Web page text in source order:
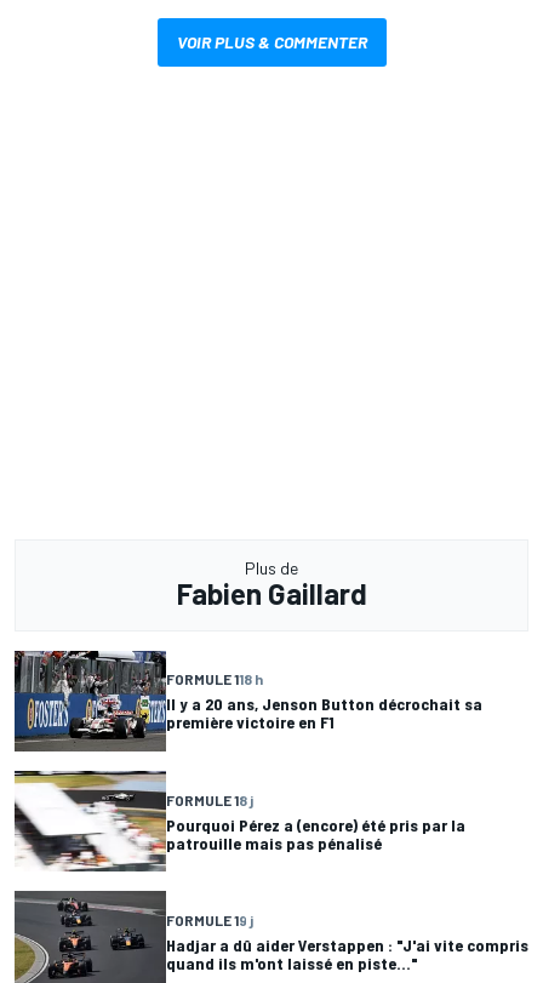
VOIR PLUS & COMMENTER
Plus de
Fabien Gaillard
FORMULE 118 h
Il y a 20 ans, Jenson Button décrochait sa
première victoire en F1
FORMULE 18 j
Pourquoi Pérez a (encore) été pris par la
patrouille mais pas pénalisé
FORMULE 19 j
Hadjar a dû aider Verstappen : "J'ai vite compris
quand ils m'ont laissé en piste..."